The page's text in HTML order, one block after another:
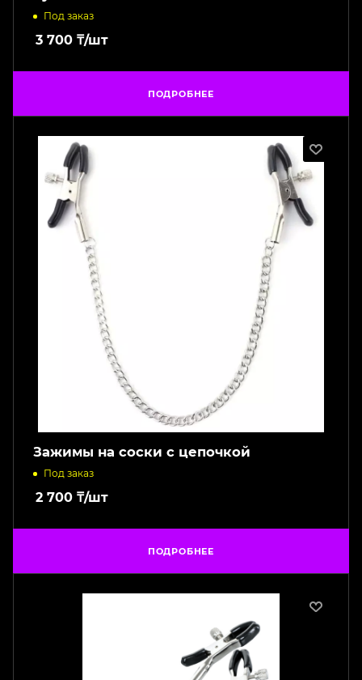
Под заказ
3 700 ₸/шт
ПОДРОБНЕЕ
Зажимы на соски с цепочкой
Под заказ
2 700 ₸/шт
ПОДРОБНЕЕ